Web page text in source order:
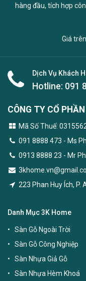
hàng đầu, tích hợp
Giá
Dịch Vụ Khách
Hotline: 091
CÔNG TY CỔ
Mã Số Thuế:
091 8888 473 - Ms
0913 8888 23 - Mr
223 Phan Huy Ích, P.
Danh Mục 3K Home
Sàn Gỗ Ngoài Trời
Sàn Gỗ Công Nghiệp
Sàn Nhựa Giả Gỗ
Sàn Nhựa Hèm Khoá